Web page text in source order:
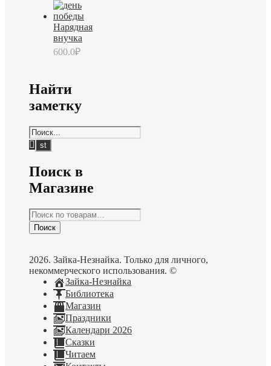
Нарядная
внучка
600.0₽
Найти
заметку
Поиск в
Магазине
Искать:
Поиск
2026. Зайка-Незнайка. Только для личного,
некоммерческого использования. ©
Зайка-Незнайка
Библиотека
Магазин
Праздники
Календари 2026
Сказки
Читаем